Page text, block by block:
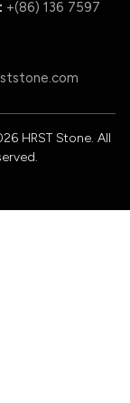
+(86) 136 7597
HRST Stone. All